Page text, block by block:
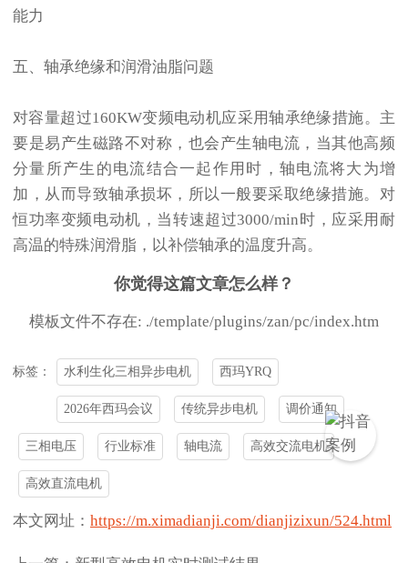
能力
五、轴承绝缘和润滑油脂问题
对容量超过160KW变频电动机应采用轴承绝缘措施。主
要是易产生磁路不对称，也会产生轴电流，当其他高频
分量所产生的电流结合一起作用时，轴电流将大为增
加，从而导致轴承损坏，所以一般要采取绝缘措施。对
恒功率变频电动机，当转速超过3000/min时，应采用耐
高温的特殊润滑脂，以补偿轴承的温度升高。
你觉得这篇文章怎么样？
模板文件不存在: ./template/plugins/zan/pc/index.htm
标签： 水利生化三相异步电机 西玛YRQ
2026年西玛会议 传统异步电机 调价通知
三相电压 行业标准 轴电流 高效交流电机
高效直流电机
本文网址： https://m.ximadianji.com/dianjizixun/524.html